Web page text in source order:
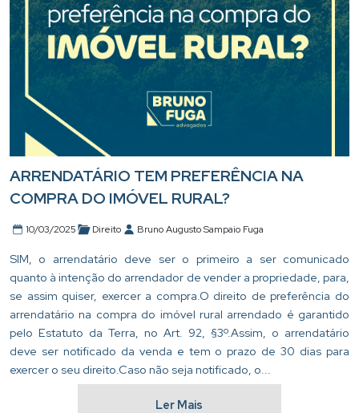
ARRENDATÁRIO TEM PREFERÊNCIA NA
COMPRA DO IMÓVEL RURAL?
10/03/2025 Direito Bruno Augusto Sampaio Fuga
SIM, o arrendatário deve ser o primeiro a ser comunicado
quanto à intenção do arrendador de vender a propriedade, para,
se assim quiser, exercer a compra.O direito de preferência do
arrendatário na compra do imóvel rural arrendado é garantido
pelo Estatuto da Terra, no Art. 92, §3º.Assim, o arrendatário
deve ser notificado da venda e tem o prazo de 30 dias para
exercer o seu direito.Caso não seja notificado, o...
Ler Mais